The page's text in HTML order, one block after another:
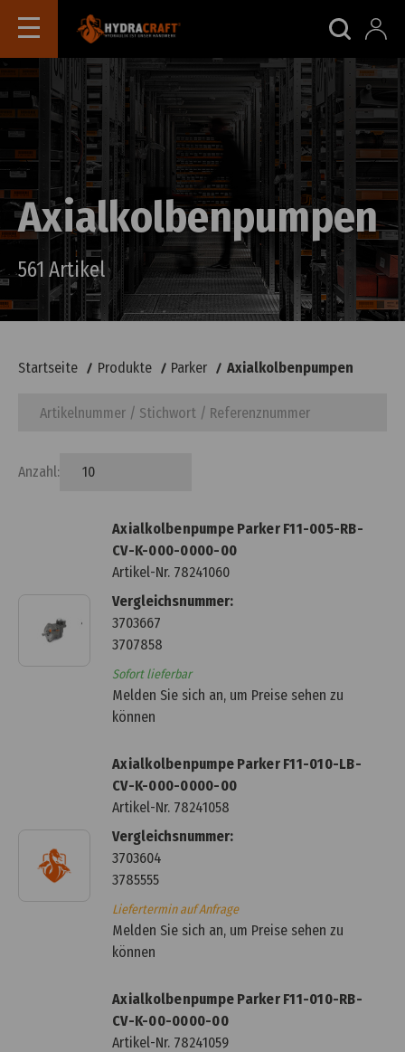
Axialkolbenpumpen
561 Artikel
Startseite Produkte Parker Axialkolbenpumpen
Anzahl:
Axialkolbenpumpe Parker F11-005-RB-
CV-K-000-0000-00
Artikel-Nr. 78241060
Vergleichsnummer:
3703667
3707858
Sofort lieferbar
Melden Sie sich an, um Preise sehen zu
können
Axialkolbenpumpe Parker F11-010-LB-
CV-K-000-0000-00
Artikel-Nr. 78241058
Vergleichsnummer:
3703604
3785555
Liefertermin auf Anfrage
Melden Sie sich an, um Preise sehen zu
können
Axialkolbenpumpe Parker F11-010-RB-
CV-K-00-0000-00
Artikel-Nr. 78241059